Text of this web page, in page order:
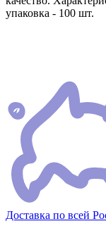
упаковка - 100 шт.
Доставка по всей